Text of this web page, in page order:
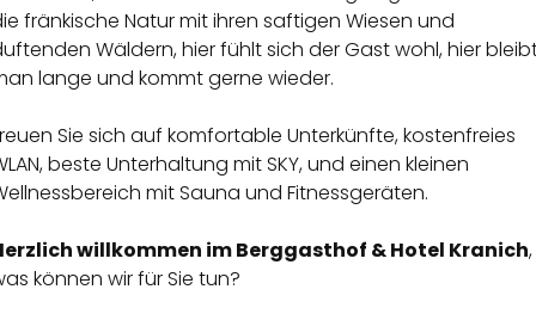
fränkische Natur mit ihren saftigen Wiesen und
Wäldern, hier fühlt sich der Gast wohl, hier
lange und kommt gerne wieder.
Sie sich auf komfortable Unterkünfte, kostenfreies
beste Unterhaltung mit SKY, und einen kleinen
mit Sauna und Fitnessgeräten.
willkommen im Berggasthof & Hotel Kranich,
können wir für Sie tun?